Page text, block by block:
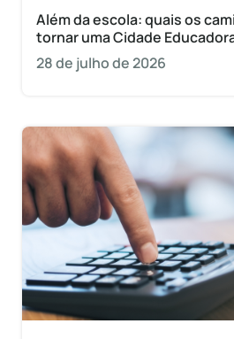
Além da escola: quais os
tornar uma Cidade
28 de julho de 2026